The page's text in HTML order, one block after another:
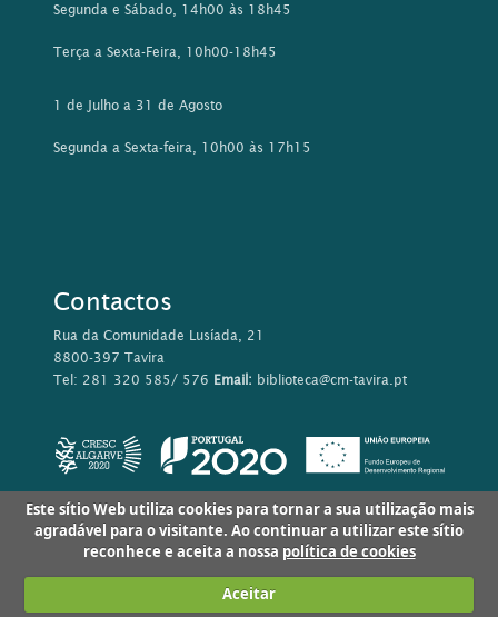
Segunda e Sábado, 14h00 às 18h45
Terça a Sexta-Feira, 10h00-18h45
1 de Julho a 31 de Agosto
Segunda a Sexta-feira, 10h00 às 17h15
Contactos
Rua da Comunidade Lusíada, 21
8800-397 Tavira
Tel: 281 320 585/ 576 Email: biblioteca@cm-tavira.pt
Este sítio Web utiliza cookies para tornar a sua utilização mais
agradável para o visitante. Ao continuar a utilizar este sítio
reconhece e aceita a nossa política de cookies
Aceitar